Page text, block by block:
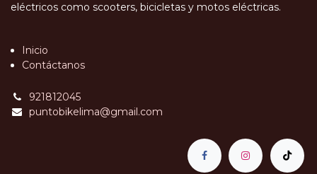
eléctricos como scooters, bicicletas y motos eléctricas.
Inicio
Contáctanos
921812045
puntobikelima@gmail.com